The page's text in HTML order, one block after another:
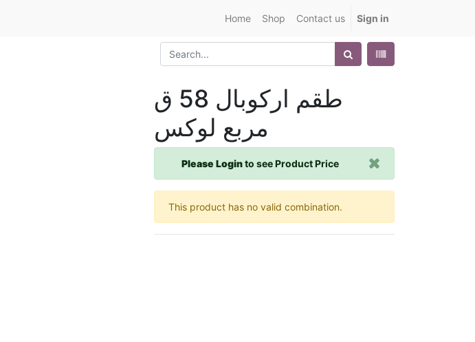
Home Shop Contact us Sign in
طقم اركوبال 58 ق
مربع لوكس
Please Loginto see Product Price
This product has no valid combination.